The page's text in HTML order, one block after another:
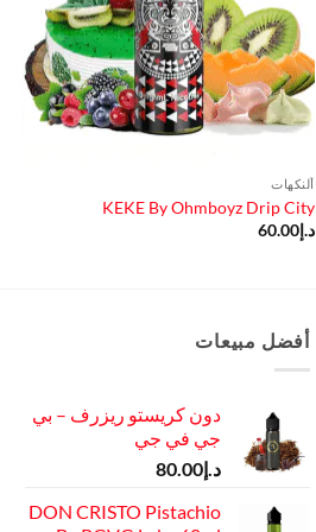
ألنكهات
KEKE By Ohmboyz Drip City
د.إ60.00
أفضل مبيعات
دون كريستو ريزرف – بي
جي في جي
د.إ80.00
DON CRISTO Pistachio